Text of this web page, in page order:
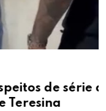
de série de